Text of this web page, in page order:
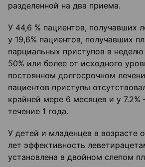
разделенной на два приема.
У 44,6 % пациентов, получавших
у 19,6% пациентов, получавших
парциальных приступов в неделю
50% или более от исходного
постоянном долгосрочном
пациентов приступы
крайней мере 6 месяцев и у
течение 1 года.
У детей и младенцев в возрасте
лет эффективность
установлена в двойном слепом